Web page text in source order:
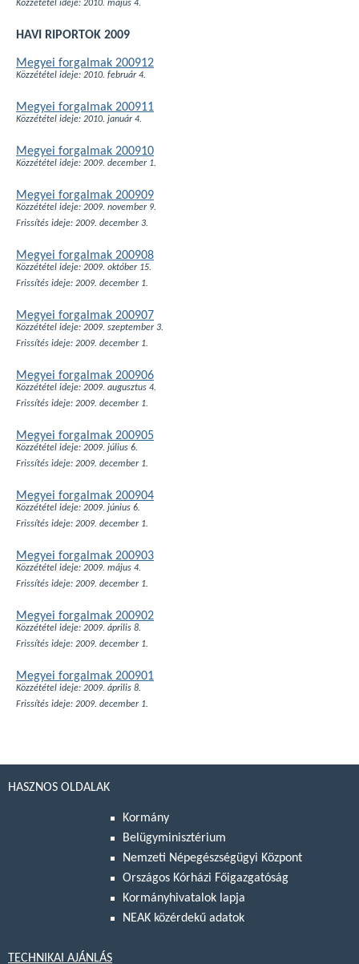
Közzététel ideje: 2010. május 4.
HAVI RIPORTOK 2009
Megyei forgalmak 200912
Közzététel ideje: 2010. február 4.
Megyei forgalmak 200911
Közzététel ideje: 2010. január 4.
Megyei forgalmak 200910
Közzététel ideje: 2009. december 1.
Megyei forgalmak 200909
Közzététel ideje: 2009. november 9.
Frissítés ideje: 2009. december 3.
Megyei forgalmak 200908
Közzététel ideje: 2009. október 15.
Frissítés ideje: 2009. december 1.
Megyei forgalmak 200907
Közzététel ideje: 2009. szeptember 3.
Frissítés ideje: 2009. december 1.
Megyei forgalmak 200906
Közzététel ideje: 2009. augusztus 4.
Frissítés ideje: 2009. december 1.
Megyei forgalmak 200905
Közzététel ideje: 2009. július 6.
Frissítés ideje: 2009. december 1.
Megyei forgalmak 200904
Közzététel ideje: 2009. június 6.
Frissítés ideje: 2009. december 1.
Megyei forgalmak 200903
Közzététel ideje: 2009. május 4.
Frissítés ideje: 2009. december 1.
Megyei forgalmak 200902
Közzététel ideje: 2009. április 8.
Frissítés ideje: 2009. december 1.
Megyei forgalmak 200901
Közzététel ideje: 2009. április 8.
Frissítés ideje: 2009. december 1.
HASZNOS OLDALAK
Kormány
Belügyminisztérium
Nemzeti Népegészségügyi Központ
Országos Kórházi Főigazgatóság
Kormányhivatalok lapja
NEAK közérdekű adatok
TECHNIKAI AJÁNLÁS